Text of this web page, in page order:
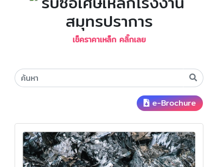
เช็คราคาเหล็ก คลิ๊กเลย
e-Brochure